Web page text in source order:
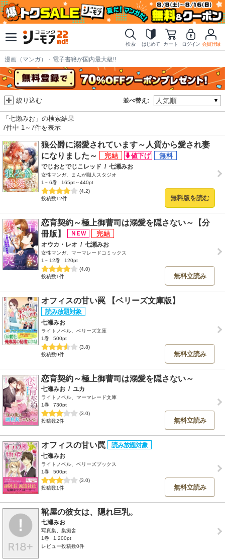
検索 はじめて カート ログイン 会員登録
漫画（マンガ）・電子書籍が国内最大級!!
並べ替え:
絞り込む
「七瀬みお」の検索結果
7件中 1～7件を表示
狼公爵に溺愛されています～人質から愛され妻
になりました～
でじおとでじこレッド / 七瀬みお
女性マンガ、まんが職人スタジオ
1～6巻
165pt～440pt
(4.2)
投稿数12件
無料版を読む
恋育契約～極上御曹司は溺愛を隠さない～【分
冊版】
オウカ・レオ / 七瀬みお
女性マンガ、マーマレードコミックス
1～12巻
120pt
(4.0)
投稿数1件
無料立読み
オフィスの甘い罠 【ベリーズ文庫版】
七瀬みお
ライトノベル、ベリーズ文庫
1巻
500pt
(3.8)
投稿数9件
無料立読み
恋育契約～極上御曹司は溺愛を隠さない～
七瀬みお / ユカ
ライトノベル、マーマレード文庫
1巻
730pt
(3.0)
投稿数2件
無料立読み
オフィスの甘い罠
七瀬みお
ライトノベル、ベリーズブックス
1巻
500pt
(3.0)
投稿数1件
無料立読み
靴屋の彼女は、隠れ巨乳。
七瀬みお
写真集、集痴舎
1巻
1,200pt
レビュー投稿数0件